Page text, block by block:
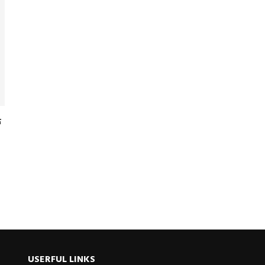
USERFUL LINKS